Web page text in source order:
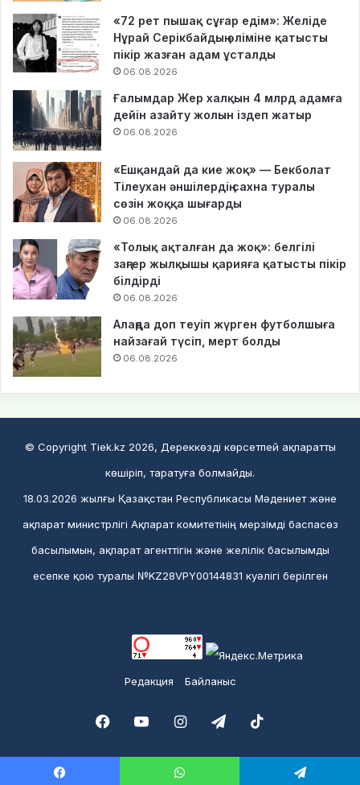
«72 рет пышақ сұғар едім»: Желіде
Нұрай Серікбайдың өліміне қатысты
пікір жазған адам ұсталды
06.08.2026
Ғалымдар Жер халқын 4 млрд адамға
дейін азайту жолын іздеп жатыр
06.08.2026
«Ешқандай да кие жоқ» — Бекболат
Тілеухан әншілердің сахна туралы
сөзін жоққа шығарды
06.08.2026
«Толық ақталған да жоқ»: белгілі
заңгер жылқышы қарияға қатысты пікір
білдірді
06.08.2026
Алаңда доп теуіп жүрген футболшыға
найзағай түсіп, мерт болды
06.08.2026
© Copyright Tiek.kz 2026, Дереккөзді көрсетпей ақпаратты
көшіріп, таратуға болмайды.
18.03.2026 жылғы Қазақстан Республикасы Мәдениет және
ақпарат министрлігі Ақпарат комитетінің мерзімді баспасөз
басылымын, ақпарат агенттігін және желілік басылымды
есепке қою туралы №KZ28VPY00144831 куәлігі берілген
Редакция Байланыс
FacebookYouTubeInstagramTelegram